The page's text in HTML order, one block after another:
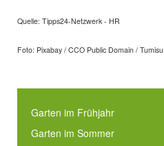
Quelle: Tipps24-Netzwerk - HR
Foto: Pixabay / CCO Public Domain / Tumisu
Garten im Frühjahr
Garten im Sommer